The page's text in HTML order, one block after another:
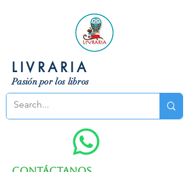
LIVRARIA
Pasión por los libros